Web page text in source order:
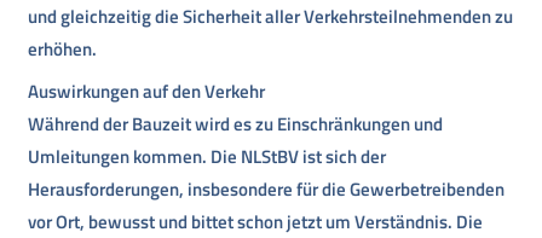
und gleichzeitig die Sicherheit aller Verkehrsteilnehmenden zu
erhöhen.
Auswirkungen auf den Verkehr
Während der Bauzeit wird es zu Einschränkungen und
Umleitungen kommen. Die NLStBV ist sich der
Herausforderungen, insbesondere für die Gewerbetreibenden
vor Ort, bewusst und bittet schon jetzt um Verständnis. Die